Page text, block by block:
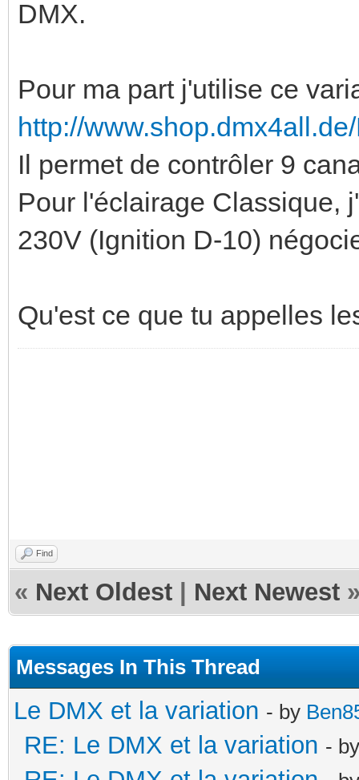
DMX.
Pour ma part j'utilise ce
http://
Il permet de contrôler 9
Pour l'éclairage Classique,
230V (Ignition D-10)
Qu'est ce que tu appelles
Find
« Next Oldest Next Newest
Messages In This Thread
Le DMX et la variation - by
RE: Le DMX et la variation -